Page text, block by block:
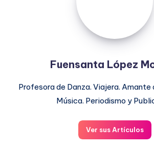
Fuensanta López
Profesora de Danza. Viajera.
Música. Periodismo y
Ver sus Artículos